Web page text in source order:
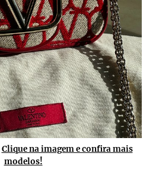
Clique na imagem e confira mais
modelos!